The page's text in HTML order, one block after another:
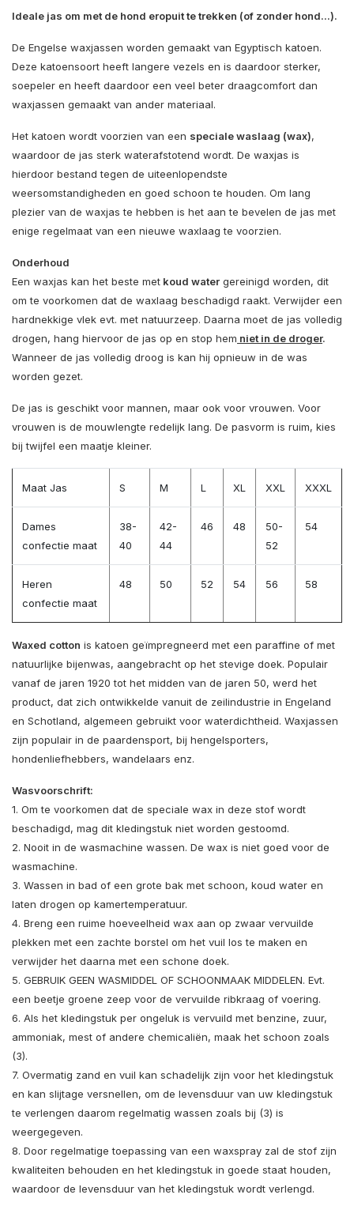
Ideale jas om met de hond eropuit te trekken (of zonder hond...).
De Engelse waxjassen worden gemaakt van Egyptisch katoen.
Deze katoensoort heeft langere vezels en is daardoor sterker,
soepeler en heeft daardoor een veel beter draagcomfort dan
waxjassen gemaakt van ander materiaal.
Het katoen wordt voorzien van een speciale waslaag (wax),
waardoor de jas sterk waterafstotend wordt. De waxjas is
hierdoor bestand tegen de uiteenlopendste
weersomstandigheden en goed schoon te houden. Om lang
plezier van de waxjas te hebben is het aan te bevelen de jas met
enige regelmaat van een nieuwe waxlaag te voorzien.
Onderhoud
Een waxjas kan het beste met koud water gereinigd worden, dit
om te voorkomen dat de waxlaag beschadigd raakt. Verwijder een
hardnekkige vlek evt. met natuurzeep. Daarna moet de jas volledig
drogen, hang hiervoor de jas op en stop hem niet in de droger.
Wanneer de jas volledig droog is kan hij opnieuw in de was
worden gezet.
De jas is geschikt voor mannen, maar ook voor vrouwen. Voor
vrouwen is de mouwlengte redelijk lang. De pasvorm is ruim, kies
bij twijfel een maatje kleiner.
Maat Jas S M L XL XXL XXXL
Dames
confectie maat
38-
40
42-
44
46 48
50-
52
54
Heren
confectie maat
48 50 52 54 56 58
Waxed cotton is katoen geïmpregneerd met een paraffine of met
natuurlijke bijenwas, aangebracht op het stevige doek. Populair
vanaf de jaren 1920 tot het midden van de jaren 50, werd het
product, dat zich ontwikkelde vanuit de zeilindustrie in Engeland
en Schotland, algemeen gebruikt voor waterdichtheid. Waxjassen
zijn populair in de paardensport, bij hengelsporters,
hondenliefhebbers, wandelaars enz.
Wasvoorschrift:
1. Om te voorkomen dat de speciale wax in deze stof wordt
beschadigd, mag dit kledingstuk niet worden gestoomd.
2. Nooit in de wasmachine wassen. De wax is niet goed voor de
wasmachine.
3. Wassen in bad of een grote bak met schoon, koud water en
laten drogen op kamertemperatuur.
4. Breng een ruime hoeveelheid wax aan op zwaar vervuilde
plekken met een zachte borstel om het vuil los te maken en
verwijder het daarna met een schone doek.
5. GEBRUIK GEEN WASMIDDEL OF SCHOONMAAK MIDDELEN. Evt.
een beetje groene zeep voor de vervuilde ribkraag of voering.
6. Als het kledingstuk per ongeluk is vervuild met benzine, zuur,
ammoniak, mest of andere chemicaliën, maak het schoon zoals
(3).
7. Overmatig zand en vuil kan schadelijk zijn voor het kledingstuk
en kan slijtage versnellen, om de levensduur van uw kledingstuk
te verlengen daarom regelmatig wassen zoals bij (3) is
weergegeven.
8. Door regelmatige toepassing van een waxspray zal de stof zijn
kwaliteiten behouden en het kledingstuk in goede staat houden,
waardoor de levensduur van het kledingstuk wordt verlengd.